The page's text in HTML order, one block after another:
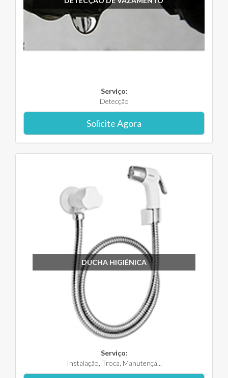
Serviço:
Detecção
Solicite Agora
DUCHA HIGIÊNICA
Serviço:
Instalação, Troca, Manutençã...